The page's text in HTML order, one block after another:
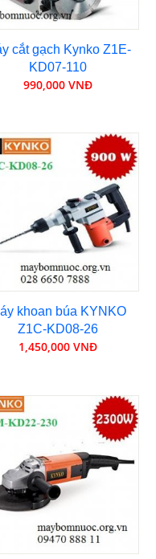
cắt gạch Kynko Z1E-
KD07-110
990,000 VNĐ
khoan búa KYNKO
Z1C-KD08-26
1,450,000 VNĐ